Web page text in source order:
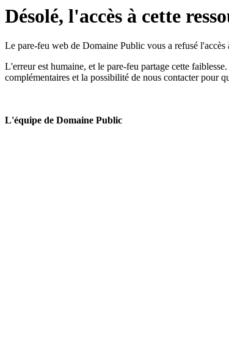
Désolé, l'accès à cette
Le pare-feu web de Domaine Public vous a refusé l'accès
L'erreur est humaine, et le pare-feu partage cette
complémentaires et la possibilité de nous contacter pour
L'équipe de Domaine Public